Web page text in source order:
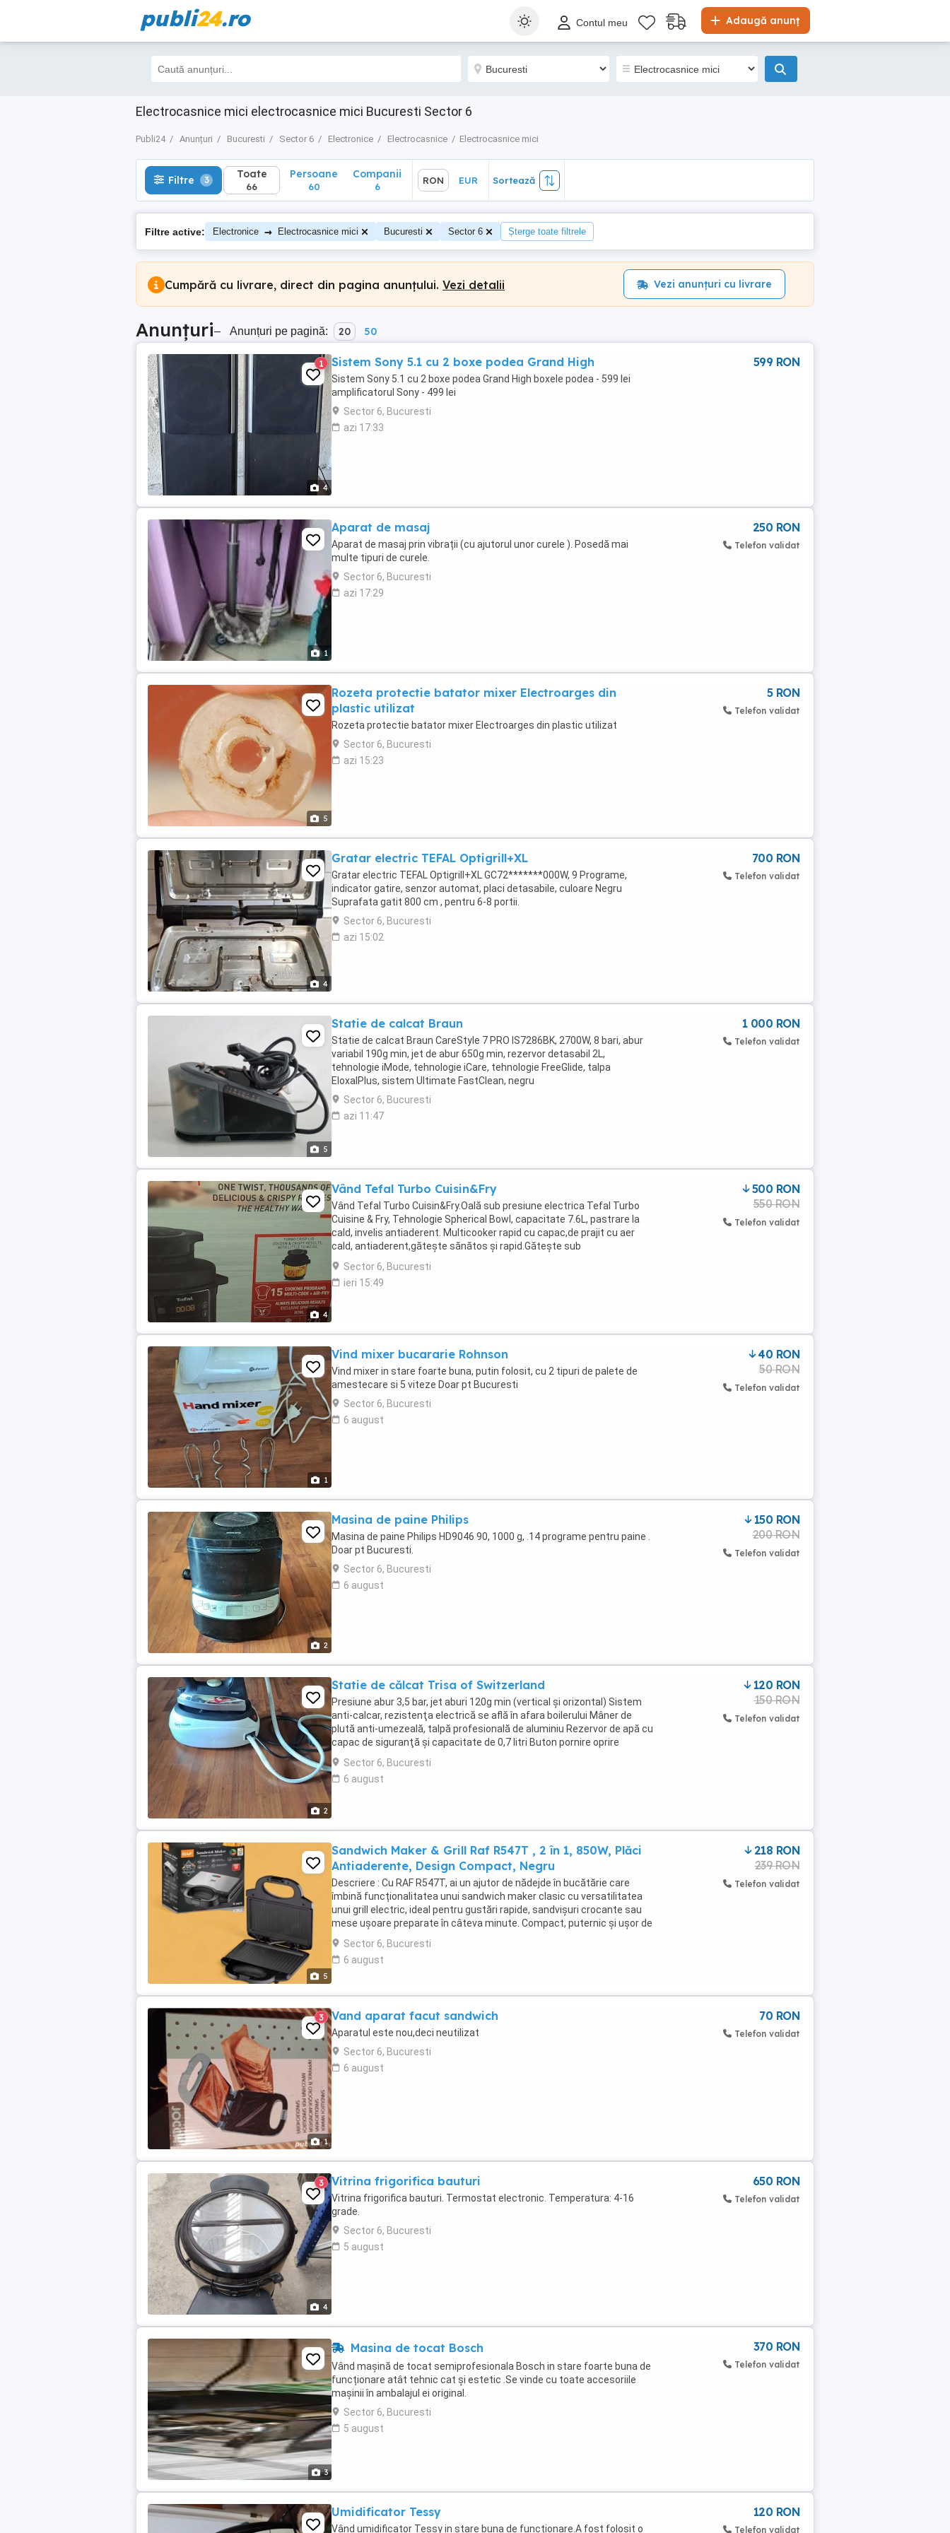
publi24.ro Adaugă anunț
Contul meu
Electrocasnice mici electrocasnice mici Bucuresti Sector 6
Publi24 Anunțuri Bucuresti Sector 6 Electronice Electrocasnice Electrocasnice mici
Filtre 3 Toate
66
Sortează
Filtre 3 Toate
66
Persoane
60
Companii
6
RON EUR Sortează
Filtre active: Electronice → Electrocasnice mici Bucuresti Sector 6 Șterge toate filtrele
Cumpără cu livrare, direct din pagina anunțului. Vezi detalii Vezi anunțuri cu livrare
Anunțuri– Anunțuri pe pagină: 20 50
4
1 Sistem Sony 5.1 cu 2 boxe podea Grand High
Sistem Sony 5.1 cu 2 boxe podea Grand High boxele podea - 599 lei
amplificatorul Sony - 499 lei
Sector 6, Bucuresti
azi 17:33
599 RON
1
Aparat de masaj
Aparat de masaj prin vibrații (cu ajutorul unor curele ). Posedă mai
multe tipuri de curele.
Sector 6, Bucuresti
azi 17:29
250 RON
Telefon validat
5
Rozeta protectie batator mixer Electroarges din
plastic utilizat
Rozeta protectie batator mixer Electroarges din plastic utilizat
Sector 6, Bucuresti
azi 15:23
5 RON
Telefon validat
4
Gratar electric TEFAL Optigrill+XL
Gratar electric TEFAL Optigrill+XL GC72*******000W, 9 Programe,
indicator gatire, senzor automat, placi detasabile, culoare Negru
Suprafata gatit 800 cm , pentru 6-8 portii.
Sector 6, Bucuresti
azi 15:02
700 RON
Telefon validat
5
Statie de calcat Braun
Statie de calcat Braun CareStyle 7 PRO IS7286BK, 2700W, 8 bari, abur
variabil 190g min, jet de abur 650g min, rezervor detasabil 2L,
tehnologie iMode, tehnologie iCare, tehnologie FreeGlide, talpa
EloxalPlus, sistem Ultimate FastClean, negru
Sector 6, Bucuresti
azi 11:47
1 000 RON
Telefon validat
4
Vând Tefal Turbo Cuisin&Fry
Vând Tefal Turbo Cuisin&Fry.Oală sub presiune electrica Tefal Turbo
Cuisine & Fry, Tehnologie Spherical Bowl, capacitate 7.6L, pastrare la
cald, invelis antiaderent. Multicooker rapid cu capac,de prajit cu aer
cald, antiaderent,gătește sănătos și rapid.Gătește sub
presiune,gătește cu aer cald,coace,rumenește,gătește ...
Sector 6, Bucuresti
ieri 15:49
500 RON
550 RON
Telefon validat
1
Vind mixer bucararie Rohnson
Vind mixer in stare foarte buna, putin folosit, cu 2 tipuri de palete de
amestecare si 5 viteze Doar pt Bucuresti
Sector 6, Bucuresti
6 august
40 RON
50 RON
Telefon validat
2
Masina de paine Philips
Masina de paine Philips HD9046 90, 1000 g, .14 programe pentru paine .
Doar pt Bucuresti.
Sector 6, Bucuresti
6 august
150 RON
200 RON
Telefon validat
2
Statie de călcat Trisa of Switzerland
Presiune abur 3,5 bar, jet aburi 120g min (vertical şi orizontal) Sistem
anti-calcar, rezistenţa electrică se află în afara boilerului Mâner de
plută anti-umezeală, talpă profesională de aluminiu Rezervor de apă cu
capac de siguranţă şi capacitate de 0,7 litri Buton pornire oprire
iluminat . Doar pt ...
Sector 6, Bucuresti
6 august
120 RON
150 RON
Telefon validat
5
Sandwich Maker & Grill Raf R547T , 2 în 1, 850W, Plăci
Antiaderente, Design Compact, Negru
Descriere : Cu RAF R547T, ai un ajutor de nădejde în bucătărie care
îmbină funcționalitatea unui sandwich maker clasic cu versatilitatea
unui grill electric, ideal pentru gustări rapide, sandvișuri crocante sau
mese ușoare preparate în câteva minute. Compact, puternic și ușor de
curățat, acest aparat ...
Sector 6, Bucuresti
6 august
218 RON
239 RON
Telefon validat
1
3 Vand aparat facut sandwich
Aparatul este nou,deci neutilizat
Sector 6, Bucuresti
6 august
70 RON
Telefon validat
4
3 Vitrina frigorifica bauturi
Vitrina frigorifica bauturi. Termostat electronic. Temperatura: 4-16
grade.
Sector 6, Bucuresti
5 august
650 RON
Telefon validat
3
Masina de tocat Bosch
Vând mașină de tocat semiprofesionala Bosch in stare foarte buna de
funcționare atât tehnic cat și estetic .Se vinde cu toate accesoriile
mașinii în ambalajul ei original.
Sector 6, Bucuresti
5 august
370 RON
Telefon validat
Umidificator Tessy
Vând umidificator Tessy in stare buna de funcționare.A fost folosit o
120 RON
Telefon validat